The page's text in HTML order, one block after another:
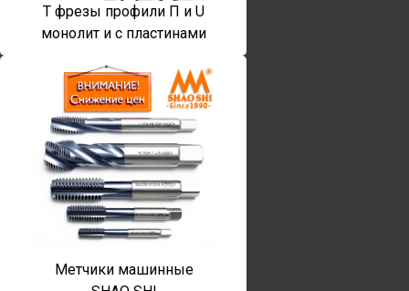
T фрезы профили П и U
монолит и с пластинами
Метчики машинные